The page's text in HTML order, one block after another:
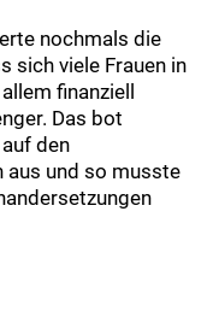
nochmals die
sich viele Frauen in
finanziell
Das bot
den
aus und so musste